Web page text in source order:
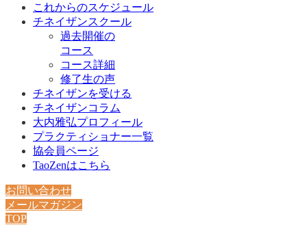
これからのスケジュール
チネイザンスクール
過去開催の
コース
コース詳細
修了生の声
チネイザンを受ける
チネイザンコラム
大内雅弘プロフィール
プラクティショナー一覧
協会員ページ
TaoZenはこちら
お問い合わせ
メールマガジン
TOP